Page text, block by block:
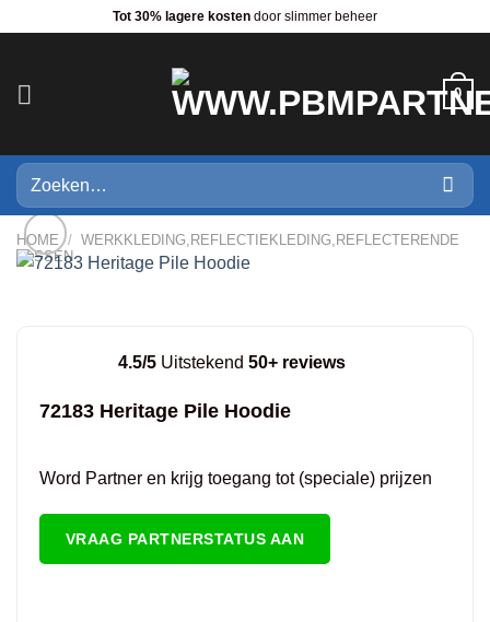
Tot 30% lagere kosten door slimmer beheer
0
Zoeken
naar:
HOME / WERKKLEDING,REFLECTIEKLEDING,REFLECTERENDE
JASSEN
4.5/5 Uitstekend 50+ reviews
72183 Heritage Pile Hoodie
Word Partner en krijg toegang tot (speciale) prijzen
VRAAG PARTNERSTATUS AAN